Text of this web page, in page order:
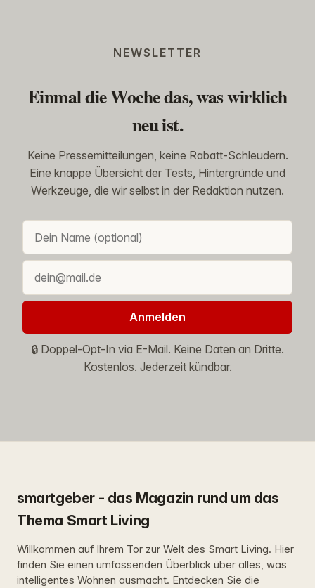
NEWSLETTER
Einmal die Woche das, was wirklich
neu ist.
Keine Pressemitteilungen, keine Rabatt-Schleudern.
Eine knappe Übersicht der Tests, Hintergründe und
Werkzeuge, die wir selbst in der Redaktion nutzen.
Anmelden
🔒 Doppel-Opt-In via E-Mail. Keine Daten an Dritte.
Kostenlos. Jederzeit kündbar.
smartgeber - das Magazin rund um das
Thema Smart Living
Willkommen auf Ihrem Tor zur Welt des Smart Living. Hier
finden Sie einen umfassenden Überblick über alles, was
intelligentes Wohnen ausmacht. Entdecken Sie die